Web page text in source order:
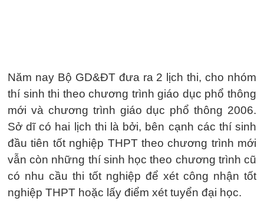
Năm nay Bộ GD&ĐT đưa ra 2 lịch thi, cho nhóm
thí sinh thi theo chương trình giáo dục phổ thông
mới và chương trình giáo dục phổ thông 2006.
Sở dĩ có hai lịch thi là bởi, bên cạnh các thí sinh
đầu tiên tốt nghiệp THPT theo chương trình mới
vẫn còn những thí sinh học theo chương trình cũ
có nhu cầu thi tốt nghiệp để xét công nhận tốt
nghiệp THPT hoặc lấy điểm xét tuyển đại học.